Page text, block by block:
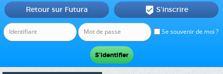
Se souvenir de moi ?
Retour sur Futura  S'inscrire